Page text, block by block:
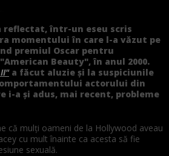
reflectat, într-un eseu scris
momentului în care l-a văzut pe
premiul Oscar pentru
Beauty", în anul 2000.
a făcut aluzie și la suspiciunile
actorului din
i-a și adus, mai recent, probleme
că mulți oameni de la Hollywood aveau
cu mult înainte ca acesta să fie
sexuală.